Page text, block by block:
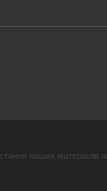
наших матеріалів